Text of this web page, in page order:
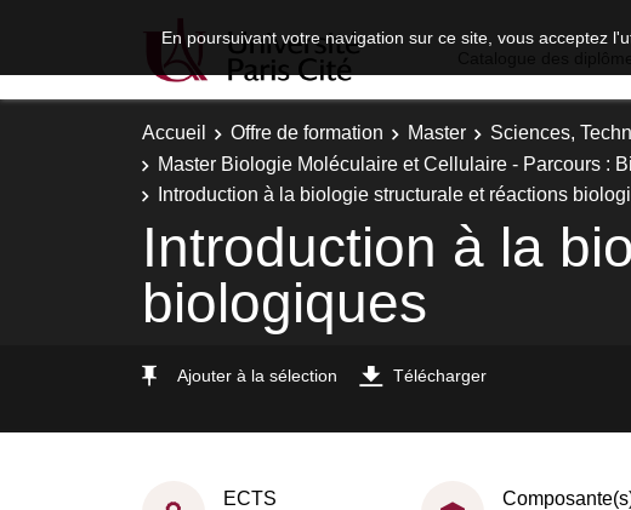
En poursuivant votre navigation sur ce site, vous acceptez
Accueil Offre de formation Master Sciences,
Master Biologie Moléculaire et Cellulaire - Parcours :
Introduction à la biologie structurale et réactions
Introduction à la
biologiques
Ajouter à la sélection Télécharger
ECTS